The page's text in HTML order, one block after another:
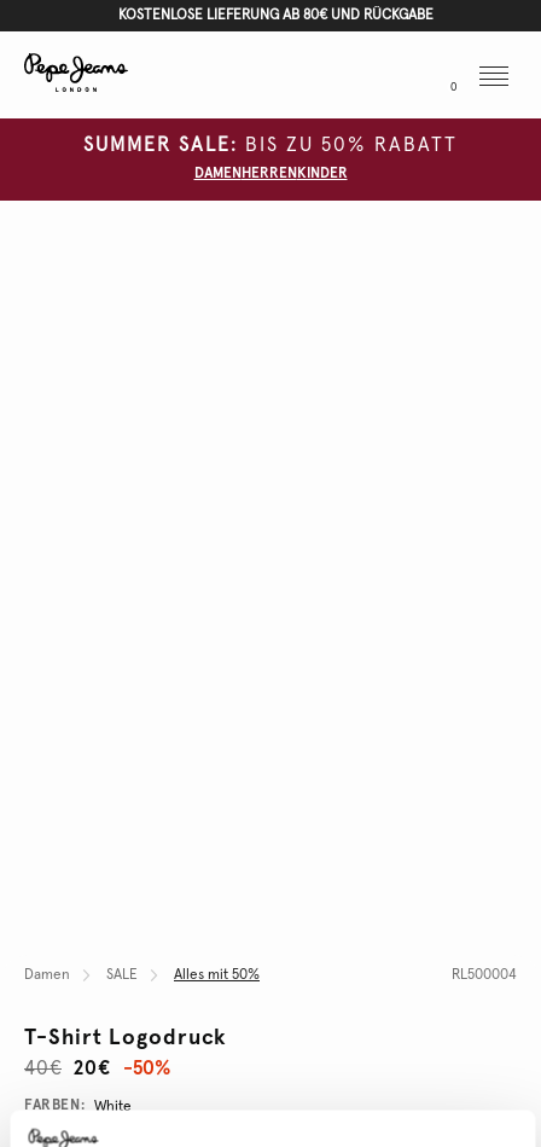
KOSTENLOSE LIEFERUNG AB 80€ UND RÜCKGABE
0
Menu
SUMMER SALE: BIS ZU 50% RABATT
DAMEN HERREN KINDER
Damen SALE Alles mit 50% RL500004
T-Shirt Logodruck
20€
40€ -50%
Promotions
Variations
FARBEN: White